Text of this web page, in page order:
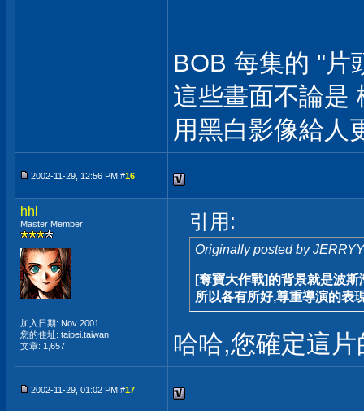
BOB 每集的 "片
這些畫面不論是
用黑白影像給人
2002-11-29, 12:56 PM #16
hhl
Master Member
加入日期: Nov 2001
您的住址: taipei.taiwan
文章: 1,657
引用:
Originally posted by
[奪寶大作戰]的背景就是波
所以各有所好,尊重導演的表
哈哈,您確定這
2002-11-29, 01:02 PM #17